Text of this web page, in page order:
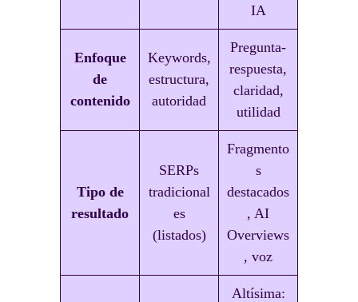
IA
Enfoque
de
contenido
Keywords,
estructura,
autoridad
Pregunta-
respuesta,
claridad,
utilidad
Tipo de
resultado
SERPs
tradicional
es
(listados)
Fragmento
s
destacados
, AI
Overviews
, voz
Altísima: